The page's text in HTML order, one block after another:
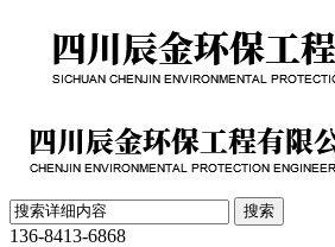
136-8413-6868